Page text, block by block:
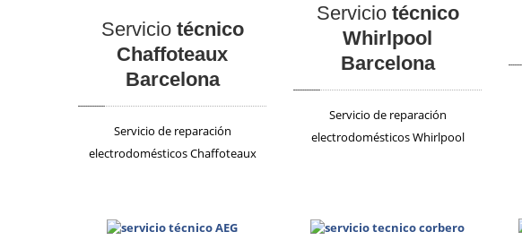
Serviciotécnico
Chaffoteaux
Barcelona
Servicio de reparación
electrodomésticos Chaffoteaux
Serviciotécnico
Whirlpool
Barcelona
Servicio de reparación
electrodomésticos Whirlpool